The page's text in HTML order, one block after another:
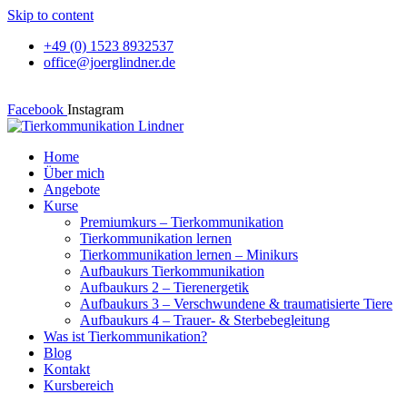
Skip to content
+49 (0) 1523 8932537
office@joerglindner.de
Facebook Instagram
Home
Über mich
Angebote
Kurse
Premiumkurs – Tierkommunikation
Tierkommunikation lernen
Tierkommunikation lernen – Minikurs
Aufbaukurs Tierkommunikation
Aufbaukurs 2 – Tierenergetik
Aufbaukurs 3 – Verschwundene & traumatisierte Tiere
Aufbaukurs 4 – Trauer- & Sterbebegleitung
Was ist Tierkommunikation?
Blog
Kontakt
Kursbereich